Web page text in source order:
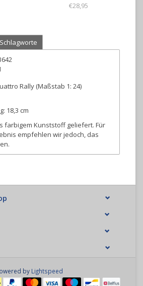
€28,95
Schlagworte
Rally (Maßstab 1: 24)
18,3 cm
farbigem Kunststoff geliefert. Für
empfehlen wir jedoch, das
by Lightspeed